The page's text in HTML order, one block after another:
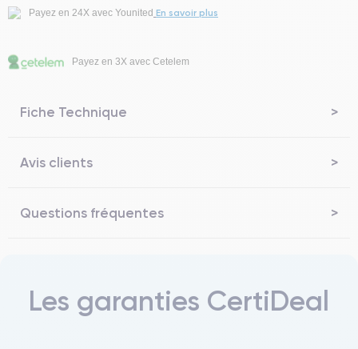
Payez en 24X avec Younited En savoir plus
Payez en 3X avec Cetelem
Fiche Technique
Avis clients
Questions fréquentes
Les garanties CertiDeal